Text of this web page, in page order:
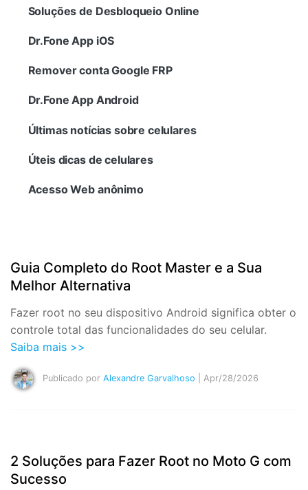
Ver Todos Os Aplicativos
Gerenciador de dados
Reparar Celular
Proteção do celular
Encontre Mais Soluções
Soluções de Desbloqueio Online
Dr.Fone App iOS
Remover conta Google FRP
Dr.Fone App Android
Últimas notícias sobre celulares
Úteis dicas de celulares
Acesso Web anônimo
Guia Completo do Root Master e a Sua
Melhor Alternativa
Fazer root no seu dispositivo Android significa obter o
controle total das funcionalidades do seu celular.
Saiba mais >>
Publicado por Alexandre Garvalhoso | Apr/28/2026
2 Soluções para Fazer Root no Moto G com
Sucesso